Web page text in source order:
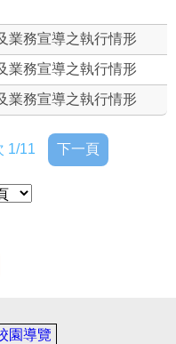
業務宣導之執行情形
業務宣導之執行情形
業務宣導之執行情形
1/11 下一頁
園導覽